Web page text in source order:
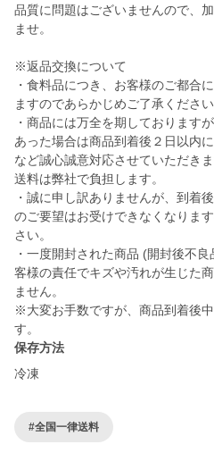
品質に問題はございませんので、
ませ。
※返品交換について
・食料品につき、お客様のご都合
ますのであらかじめご了承ください
・商品には万全を期しております
あった場合は商品到着後２日以内
など誠心誠意対応させていただき
送料は弊社で負担します。
・誠に申し訳ありませんが、到着
のご要望はお受けできなくなりま
さい。
・一度開封された商品 (開封後不
客様の責任でキズや汚れが生じた
ません。
※大変お手数ですが、商品到着後
す。
保存方法
冷凍
#全国一律送料